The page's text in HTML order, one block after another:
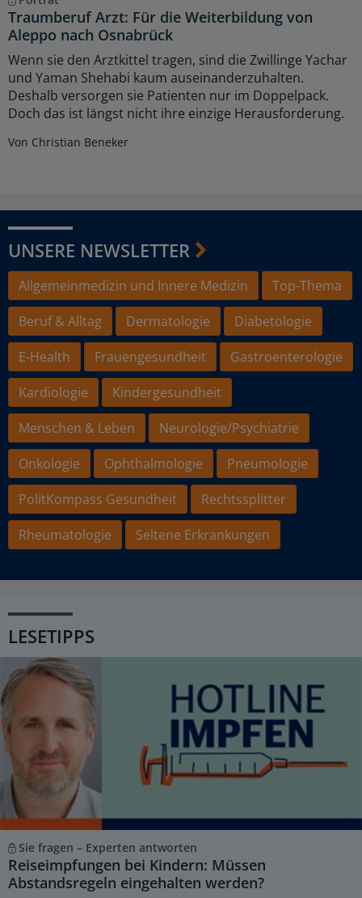
Traumberuf Arzt: Für die Weiterbildung von
Aleppo nach Osnabrück
Wenn sie den Arztkittel tragen, sind die Zwillinge Yachar
und Yaman Shehabi kaum auseinanderzuhalten.
Deshalb versorgen sie Patienten nur im Doppelpack.
Doch das ist längst nicht ihre einzige Herausforderung.
Von Christian Beneker
UNSERE NEWSLETTER
Allgemeinmedizin und Innere Medizin
Top-Thema
Beruf & Alltag
Dermatologie
Diabetologie
E-Health
Frauengesundheit
Gastroenterologie
Kardiologie
Kindergesundheit
Menschen & Leben
Neurologie/Psychiatrie
Onkologie
Ophthalmologie
Pneumologie
PolitKompass Gesundheit
Rechtssplitter
Rheumatologie
Seltene Erkrankungen
LESETIPPS
Sie fragen – Experten antworten
Reiseimpfungen bei Kindern: Müssen
Abstandsregeln eingehalten werden?